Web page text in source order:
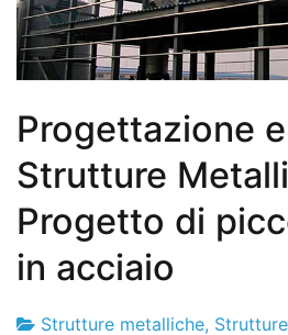
Progettazione
Strutture
Progetto di
in acciaio
Strutture metalliche,